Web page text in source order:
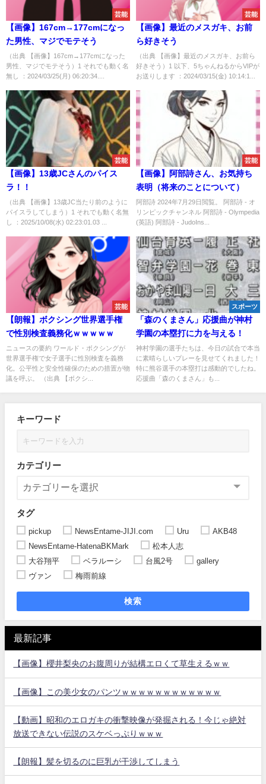
芸能
【画像】167cm→177cmになっ
た男性、マジでモテそう
（出典 【画像】167cm→177cmになった
男性、マジでモテそう）1 それでも動く名
無し ：2024/03/25(月) 06:20:34....
芸能
【画像】最近のメスガキ、お前
ら好きそう
（出典 【画像】最近のメスガキ、お前ら
好きそう）1 以下、5ちゃんねるからVIPが
お送りします ：2024/03/15(金) 10:14:1...
芸能
【画像】13歳JCさんのパイス
ラ！！
（出典 【画像】13歳JC当たり前のように
パイスラしてしまう）1 それでも動く名無
し ：2025/10/08(水) 02:23:01.03 ...
芸能
【画像】阿部詩さん、お気持ち
表明（将来のことについて）
阿部詩 2024年7月29日閲覧。 阿部詩 - オ
リンピックチャンネル 阿部詩 - Olympedia
(英語) 阿部詩 - JudoIns...
芸能
【朗報】ボクシング世界選手権
で性別検査義務化ｗｗｗｗｗ
ニュースの要約 ワールド・ボクシングが
世界選手権で女子選手に性別検査を義務
化。公平性と安全性確保のための措置が物
議を呼ぶ。 （出典 【ボクシ...
スポーツ
「森のくまさん」応援曲が神村
学園の本塁打に力を与える！
神村学園の選手たちは、今日の試合で本当
に素晴らしいプレーを見せてくれました！
特に熊谷選手の本塁打は感動的でしたね。
応援曲「森のくまさん」も...
キーワード
カテゴリー
タグ
pickup NewsEntame-JIJI.com Uru
AKB48
NewsEntame-HatenaBKMark
松本人志
大谷翔平
ベラルーシ 台風2号
gallery
ヴァン
梅雨前線
検索
最新記事
【画像】櫻井梨央のお腹周りが結構エロくて草生えるｗｗ
【画像】この美少女のパンツｗｗｗｗｗｗｗｗｗｗｗｗ
【動画】昭和のエロガキの衝撃映像が発掘される！今じゃ絶対
放送できない伝説のスケベっぷりｗｗｗ
【朗報】髪を切るのに巨乳が干渉してしまう